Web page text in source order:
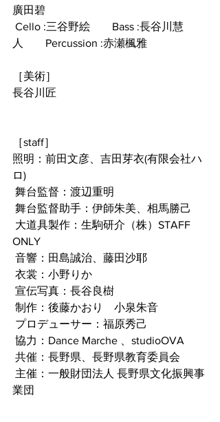
廣田碧
人　　Percussion :赤瀬楓雅
［美術］
長谷川匠
［staff］
照明：前田文彦、吉田芽衣(有限会社ハ
ロ)
舞台監督：渡辺重明
舞台監督助手：伊師朱美、相馬勝己
ONLY
音響：田島誠治、藤田沙耶
衣裳：小野りか
宣伝写真：長谷良樹
制作：後藤かおり　小泉朱音
プロデューサー：福原秀己
協力：Dance Marche 、studioOVA
共催：長野県、長野県教育委員会
業団